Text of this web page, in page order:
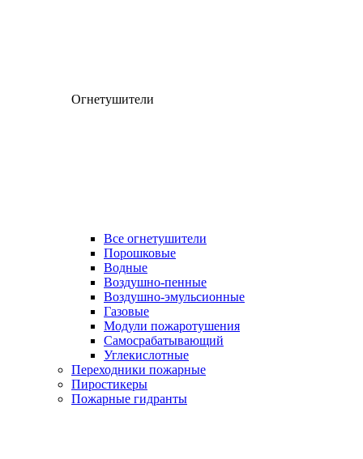
Огнетушители
Все огнетушители
Порошковые
Водные
Воздушно-пенные
Воздушно-эмульсионные
Газовые
Модули пожаротушения
Самосрабатывающий
Углекислотные
Переходники пожарные
Пиростикеры
Пожарные гидранты